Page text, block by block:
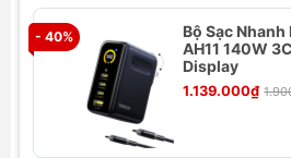
Chứng nhận: CE, FCC,
Tính năng nổi bật
6 cổng USB sạc nhanh:
bị với tốc độ lên đến 2.4A
Công nghệ sạc thông
- 40%
Bộ Sạc
AH11 140W
Display
1.139.000₫